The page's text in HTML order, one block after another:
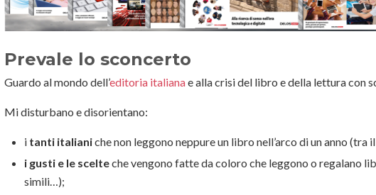
Prevale lo sconcerto
Guardo al mondo dell’editoria italianae alla crisi del libro e della lettura con
Mi disturbano e disorientano:
i tanti italianiche non leggono neppure un libro nell’arco di un anno (tra
i gusti e le scelteche vengono fatte da coloro che leggono o regalano
simili…);